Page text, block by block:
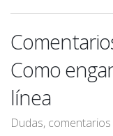
Como
línea
Dudas,